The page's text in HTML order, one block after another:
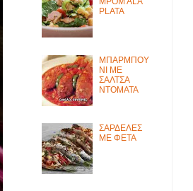
PLATA
ΜΠΑΡΜΠΟΥ
ΝΙ ΜΕ
ΣΑΛΤΣΑ
ΝΤΟΜΑΤΑ
ΣΑΡΔΕΛΕΣ
ΜΕ ΦΕΤΑ